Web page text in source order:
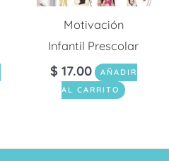
Motivación
Infantil Prescolar
$ 17.00
AÑADIR
AL CARRITO